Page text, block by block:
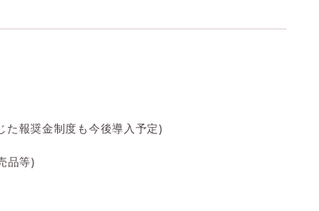
た報奨金制度も今後導入予定)
品等)